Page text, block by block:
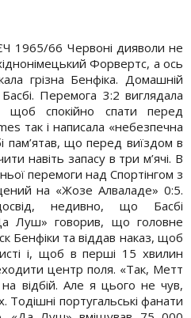
1965/66 Червоні дияволи не
Форвертс, а ось
грізна Бенфіка. Домашній
Перемога 3:2 виглядала
щоб спокійно спати перед
так і написала «небезпечна
пам’ятав, що перед виїздом в
навіть запасу в три м’ячі. В
перемоги над Спортінгом з
на «Жозе Алваладе» 0:5.
недивно, що Басбі
Луш» говорив, що головне
Бенфіки та віддав наказ, щоб
і, щоб в перші 15 хвилин
центр поля. «Так, Метт
відбій. Але я цього не чув,
португальські фанати